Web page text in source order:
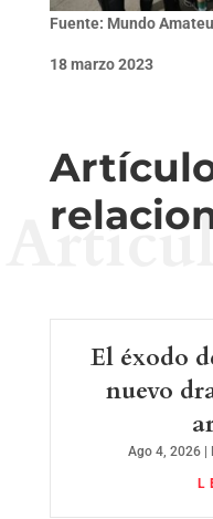
Fuente: Mundo
18 marzo 2023
El éxodo
nuevo
Ago 4, 2026|